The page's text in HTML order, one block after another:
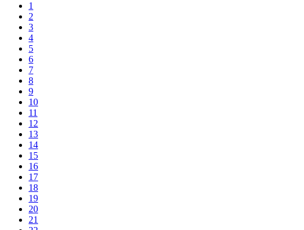
1
2
3
4
5
6
7
8
9
10
11
12
13
14
15
16
17
18
19
20
21